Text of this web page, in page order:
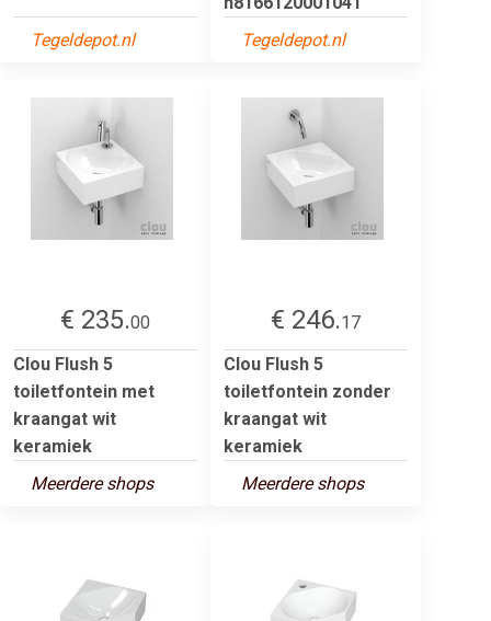
Tegeldepot.nl
Tegeldepot.nl
€ 235.00
Clou Flush 5
toiletfontein met
kraangat wit
keramiek
Meerdere shops
€ 246.17
Clou Flush 5
toiletfontein zonder
kraangat wit
keramiek
Meerdere shops